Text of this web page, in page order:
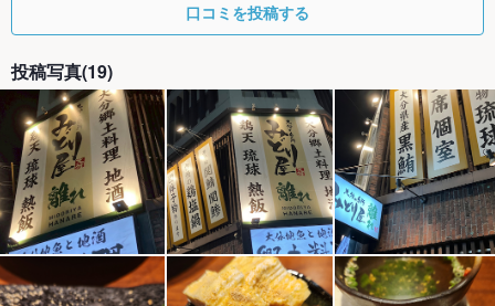
口コミを投稿する
投稿写真(19)